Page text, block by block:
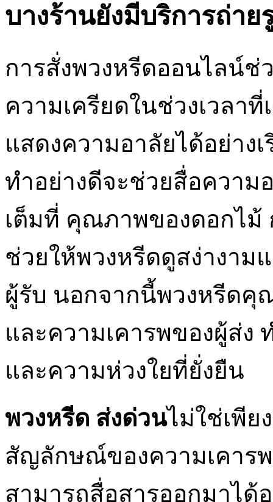
บางร้านยังมีบริการถ่า
การสั่งพวงหรีดออนไลน์ช่
ความเครียดในช่วงเวลา
แสดงความอาลัยได้อย่าง
ทำอย่างดีจะช่วยสื่อความ
เต็มที่ คุณภาพของดอกไม้
ช่วยให้พวงหรีดดูสง่างาม
ผู้รับ นอกจากนี้พวงหรีดคุ
และความเคารพของผู้ส่
และความห่วงใยที่ยั่งยืน
พวงหรีด ส่งด่วนไม่ใช่เพีย
สัญลักษณ์ของความเคาร
สามารถสื่อสารออกมาได้